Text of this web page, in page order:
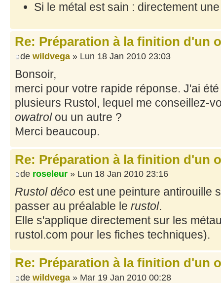
Si le métal est sain : directement
Re: Préparation à la finition d'un
de wildvega » Lun 18 Jan 2010 23:03
Bonsoir,
merci pour votre rapide réponse. J'ai
plusieurs Rustol, lequel me conseillez-
owatrolou un autre ?
Merci beaucoup.
Re: Préparation à la finition d'un
de roseleur » Lun 18 Jan 2010 23:16
Rustol déco est une peinture antirouille
passer au préalable le rustol.
Elle s'applique directement sur les
rustol.com pour les fiches techniques).
Re: Préparation à la finition d'un
de wildvega » Mar 19 Jan 2010 00:28